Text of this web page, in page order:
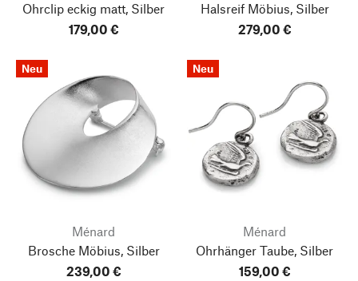
Ohrclip eckig matt, Silber
179,00 €
Halsreif Möbius, Silber
279,00 €
Neu
Ménard
Brosche Möbius, Silber
239,00 €
Neu
Ménard
Ohrhänger Taube, Silber
159,00 €